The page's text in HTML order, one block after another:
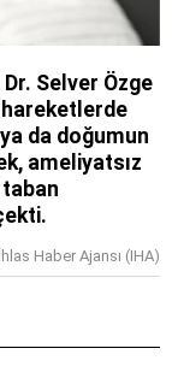
Dr. Selver Özge
da doğumun
ameliyatsız
İhlas Haber Ajansı (IHA)